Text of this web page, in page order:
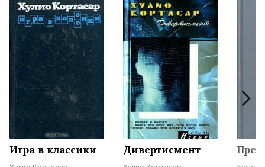
Коллекции
Игра в классики Дивертисмент